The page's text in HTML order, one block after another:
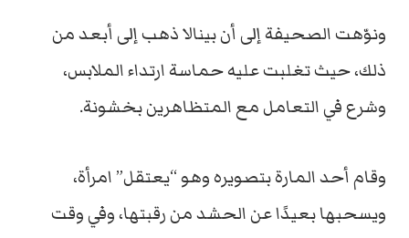
ونوّهت الصحيفة إلى أن بينالا ذهب إلى أبعد من
ذلك، حيث تغلبت عليه حماسة ارتداء الملابس،
وشرع في التعامل مع المتظاهرين بخشونة.
وقام أحد المارة بتصويره وهو “يعتقل” امرأة،
ويسحبها بعيدًا عن الحشد من رقبتها، وفي وقت